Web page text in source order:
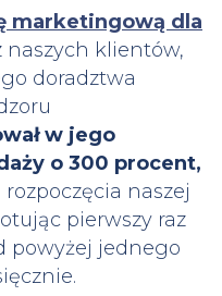
marketingową dla
naszych klientów,
doradztwa
w jego
o 300 procent,
naszej
pierwszy raz
powyżej jednego